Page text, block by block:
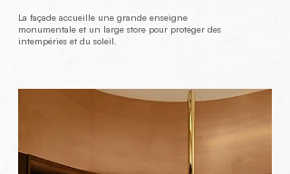
La façade accueille une grande enseigne
monumentale et un large store pour protéger des
intempéries et du soleil.